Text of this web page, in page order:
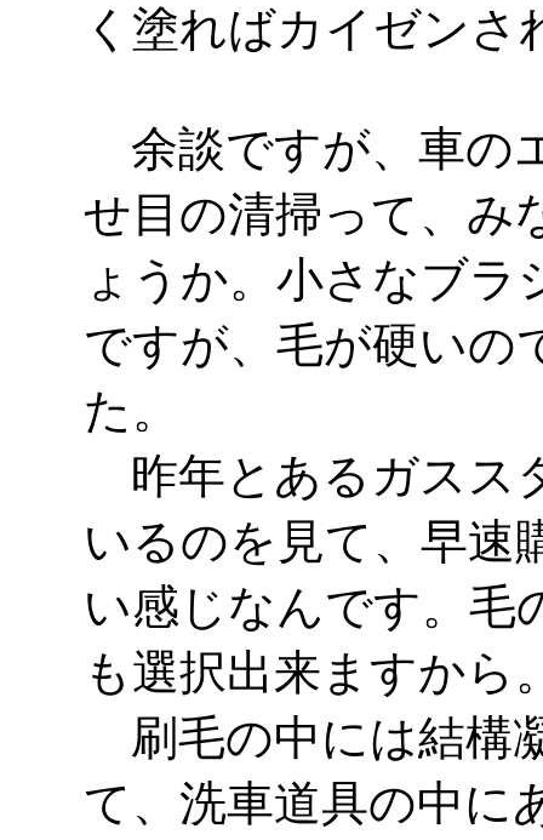
く塗ればカイゼンさ
余談ですが、車の
せ目の清掃って、み
ょうか。小さなブ
ですが、毛が硬いの
た。
昨年とあるガスス
いるのを見て、早速
い感じなんです。毛
も選択出来ますから
刷毛の中には結構
て、洗車道具の中に